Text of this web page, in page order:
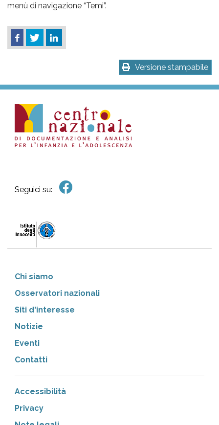
menù di navigazione “Temi”.
Versione stampabile
Seguici su:
Chi siamo
Osservatori nazionali
Siti d'interesse
Notizie
Eventi
Contatti
Accessibilità
Privacy